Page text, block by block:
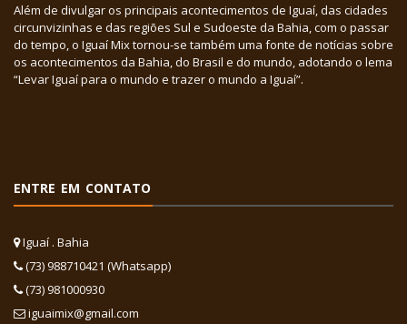
Além de divulgar os principais acontecimentos de Iguaí, das cidades
circunvizinhas e das regiões Sul e Sudoeste da Bahia, com o passar
do tempo, o Iguaí Mix tornou-se também uma fonte de notícias sobre
os acontecimentos da Bahia, do Brasil e do mundo, adotando o lema
“Levar Iguaí para o mundo e trazer o mundo a Iguaí”.
ENTRE EM CONTATO
Iguaí . Bahia
(73) 988710421 (Whatsapp)
(73) 981000930
iguaimix@gmail.com